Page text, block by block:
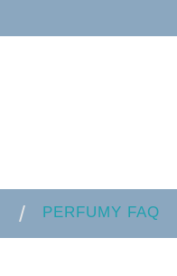
PERFUMY FAQ